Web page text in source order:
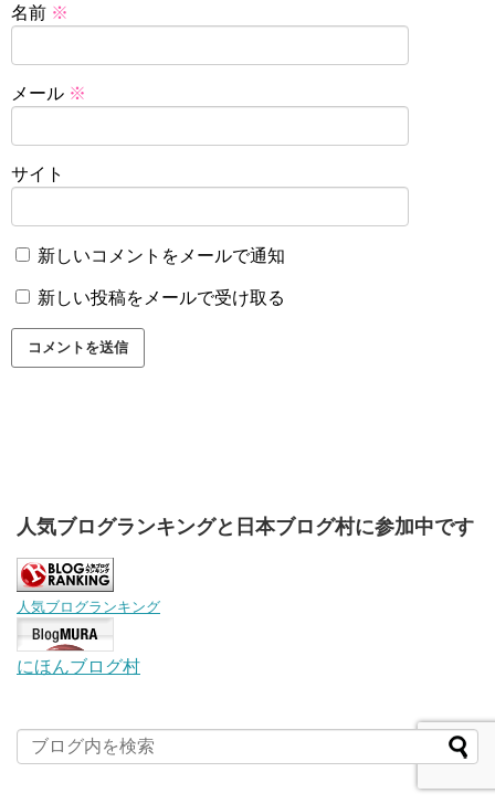
名前 ※
メール ※
サイト
新しいコメントをメールで通知
新しい投稿をメールで受け取る
人気ブログランキングと日本ブログ村に参加中です
人気ブログランキング
にほんブログ村